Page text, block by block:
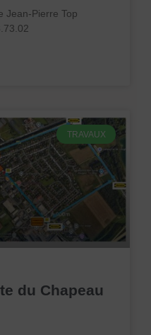
Jean-Pierre Top
TRAVAUX
du Chapeau